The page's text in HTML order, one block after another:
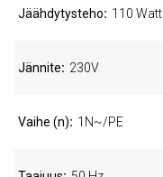
Jäähdytysteho 110 Watt
Jännite 230V
Vaihe (n) 1N~/PE